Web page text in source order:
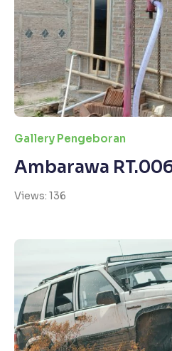
Gallery Pengeboran
Ambarawa
Views: 136